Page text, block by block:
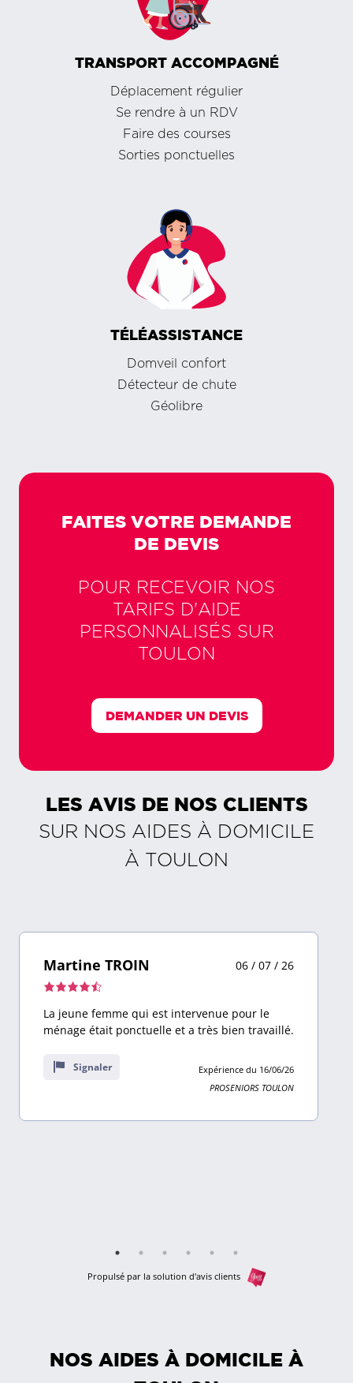
TRANSPORT ACCOMPAGNÉ
Déplacement régulier
Se rendre à un RDV
Faire des courses
Sorties ponctuelles
TÉLÉASSISTANCE
Domveil confort
Détecteur de chute
Géolibre
FAITES VOTRE DEMANDE
DE DEVIS
POUR RECEVOIR NOS
TARIFS D'AIDE
PERSONNALISÉS SUR
TOULON
DEMANDER UN DEVIS
LES AVIS DE NOS CLIENTS
SUR NOS AIDES À DOMICILE
À TOULON
Martine TROIN
06 / 07 / 26
Note
de
4,5
La jeune femme qui est intervenue pour le
ménage était ponctuelle et a très bien travaillé.
Signaler
Expérience du 16/06/26
PROSENIORS TOULON
Propulsé par la solution d'avis clients
NOS AIDES À DOMICILE À